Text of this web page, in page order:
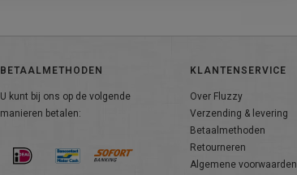
BETAALMETHODEN
U kunt bij ons op de volgende
manieren betalen:
KLANTENSERVICE
Over Fluzzy
Verzending & levering
Betaalmethoden
Retourneren
Algemene voorwaarden